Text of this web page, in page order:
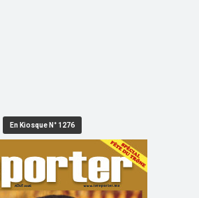
En Kiosque N° 1276